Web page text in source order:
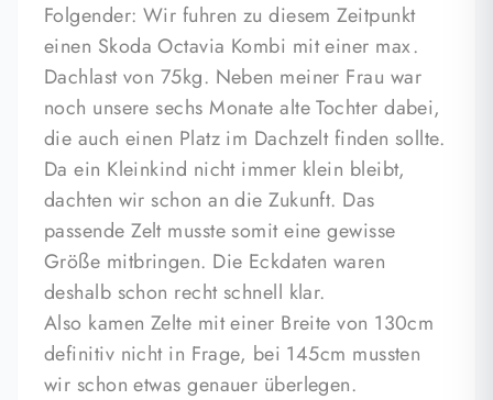
Folgender: Wir fuhren zu diesem Zeitpunkt
einen Skoda Octavia Kombi mit einer max.
Dachlast von 75kg. Neben meiner Frau war
noch unsere sechs Monate alte Tochter dabei,
die auch einen Platz im Dachzelt finden sollte.
Da ein Kleinkind nicht immer klein bleibt,
dachten wir schon an die Zukunft. Das
passende Zelt musste somit eine gewisse
Größe mitbringen. Die Eckdaten waren
deshalb schon recht schnell klar.
Also kamen Zelte mit einer Breite von 130cm
definitiv nicht in Frage, bei 145cm mussten
wir schon etwas genauer überlegen.